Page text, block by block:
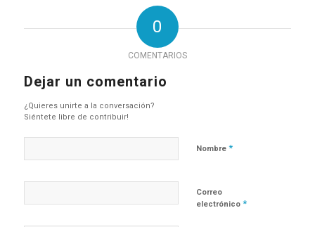
0
COMENTARIOS
Dejar un comentario
¿Quieres unirte a la conversación?
Siéntete libre de contribuir!
Nombre *
Correo
electrónico *